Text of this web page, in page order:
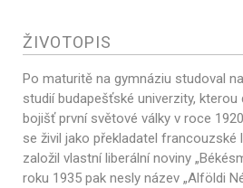
ŽIVOTOPIS
Po maturitě na gymnáziu studoval
studií budapešťské univerzity,
bojišť první světové války v roce
se živil jako překladatel francouzské
založil vlastní liberální noviny
roku 1935 pak nesly název „Alföldi